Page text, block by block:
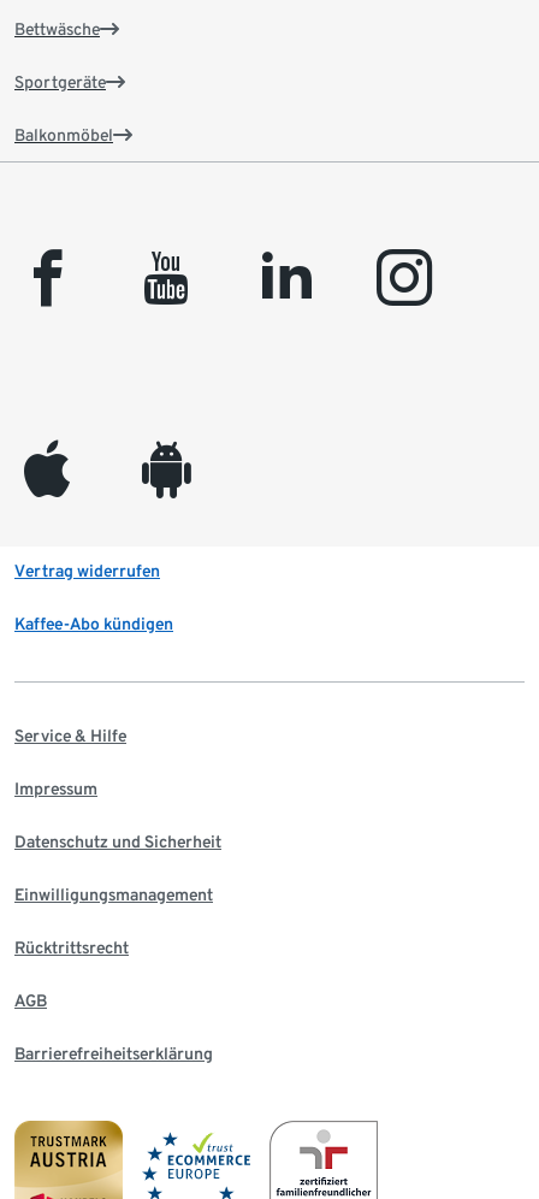
Bettwäsche
Sportgeräte
Balkonmöbel
facebook youtube linkedin instagram
appleinc android
Vertrag widerrufen
Kaffee-Abo kündigen
Service & Hilfe
Impressum
Datenschutz und Sicherheit
Einwilligungsmanagement
Rücktrittsrecht
AGB
Barrierefreiheitserklärung